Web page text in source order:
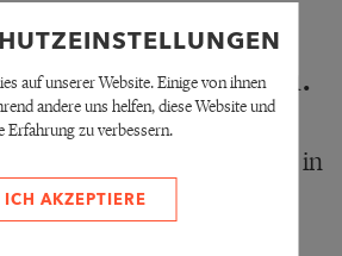
für
Lokalpatrioten.
Augen und Fingerspitzen, in
und Speisekarte
Sechseck.
auf unserer Website. Einige von ihnen
andere uns helfen, diese Website und
Erfahrung zu verbessern.
ICH AKZEPTIERE